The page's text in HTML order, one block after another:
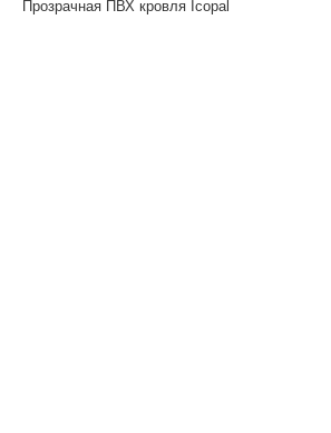
Прозрачная ПВХ кровля Icopal